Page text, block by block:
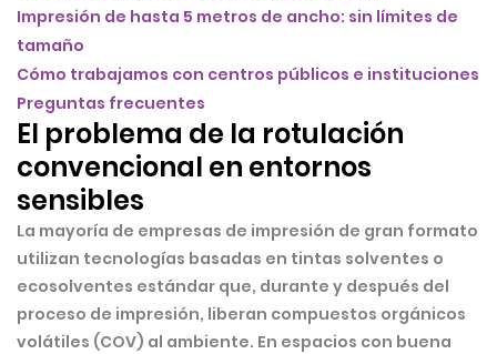
Impresión de hasta 5 metros de ancho: sin límites de
tamaño
Cómo trabajamos con centros públicos e instituciones
Preguntas frecuentes
El problema de la rotulación
convencional en entornos
sensibles
La mayoría de empresas de impresión de gran formato
utilizan tecnologías basadas en tintas solventes o
ecosolventes estándar que, durante y después del
proceso de impresión, liberan compuestos orgánicos
volátiles (COV) al ambiente. En espacios con buena